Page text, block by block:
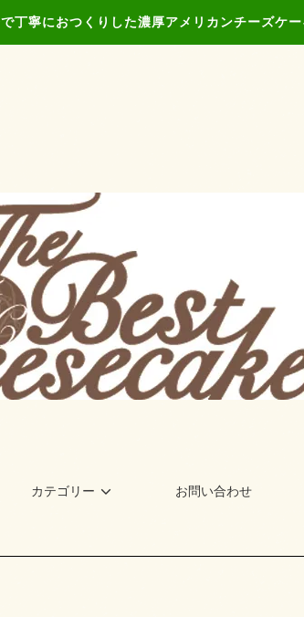
丁寧におつくりした濃厚アメリカンチーズケ
カテゴリー お問い合わせ